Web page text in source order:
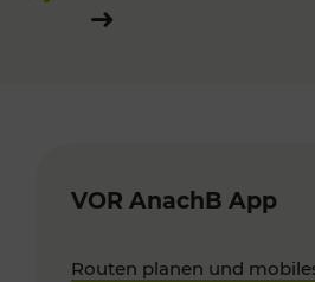
VOR AnachB App
Routen planen und